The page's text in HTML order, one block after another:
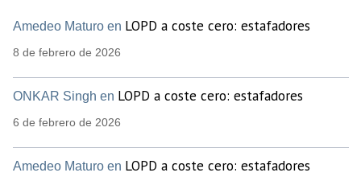
Amedeo Maturo en LOPD a coste cero: estafadores
8 de febrero de 2026
ONKAR Singh en LOPD a coste cero: estafadores
6 de febrero de 2026
Amedeo Maturo en LOPD a coste cero: estafadores